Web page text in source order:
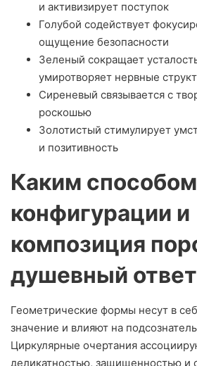
и активизирует поступок
Голубой содействует
ощущение безопасности
Зеленый сокращает
умиротворяет нервные
Сиреневый связывается с
роскошью
Золотистый стимулирует
и позитивность
Каким способом
конфигурации и
композиция
душевный ответ
Геометрические формы несут в
значение и влияют на
Циркулярные очертания
деликатностью, защищенностью и